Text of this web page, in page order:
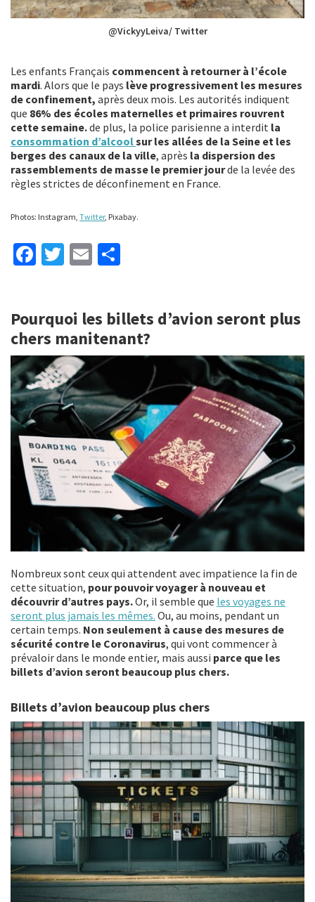
@VickyyLeiva/ Twitter
Les enfants Français commencent à retourner à l’école
mardi. Alors que le pays lève progressivement les mesures
de confinement, après deux mois. Les autorités indiquent
que 86% des écoles maternelles et primaires rouvrent
cette semaine.de plus, la police parisienne a interdit la
consommation d’alcoolsur les allées de la Seine et les
berges des canaux de la ville, après la dispersion des
rassemblements de masse le premier jourde la levée des
règles strictes de déconfinement en France.
Photos: Instagram, Twitter, Pixabay.
Fa
o
o
k
T
er
E
l
ge
r
Pourquoi les billets d’avion seront plus
chers manitenant?
Nombreux sont ceux qui attendent avec impatience la fin de
cette situation, pour pouvoir voyager à nouveau et
découvrir d’autres pays.Or, il semble que les voyages ne
seront plus jamais les mêmes. Ou, au moins, pendant un
certain temps. Non seulement à cause des mesures de
sécurité contre le Coronavirus, qui vont commencer à
prévaloir dans le monde entier, mais aussi parce que les
billets d’avion seront beaucoup plus chers.
Billets d’avion beaucoup plus chers